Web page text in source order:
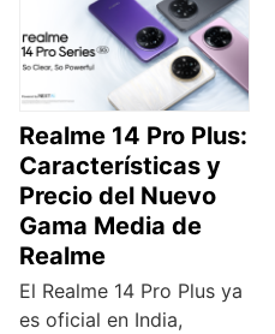
Realme 14 Pro Plus:
Características y
Precio del Nuevo
Gama Media de
Realme
El Realme 14 Pro Plus ya
es oficial en India,